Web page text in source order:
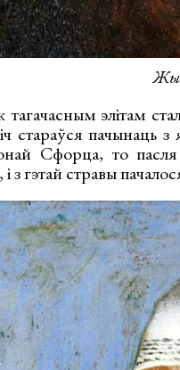
тагачасным элітам
стараўся пачынаць з
Сфорца, то
з гэтай стравы